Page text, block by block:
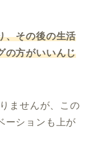
、その後の生活
の方がいいんじ
ませんが、この
ーションも上が